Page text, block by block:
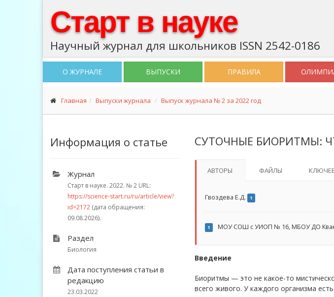
Старт в науке
Научный журнал для школьников ISSN 2542-0186
О ЖУРНАЛЕ ВЫПУСКИ ПРАВИЛА
Главная Выпуски журнала Выпуск журнала № 2 за 2022 год
Информация о статье
Журнал
Старт в науке. 2022. № 2 URL:
https://science-start.ru/ru/article/view?
id=2172 (дата обращения:
09.08.2026).
Раздел
Биология
Дата поступления статьи в
редакцию
23.03.2022
СУТОЧНЫЕ БИОРИТМЫ:
АВТОРЫ ФАЙЛЫ
Гвоздева Е.Д. 1
1 МОУ СОШ с УИОП № 16, МБОУ ДО
Введение
Биоритмы — это не какое-то
всего живого. У каждого организма